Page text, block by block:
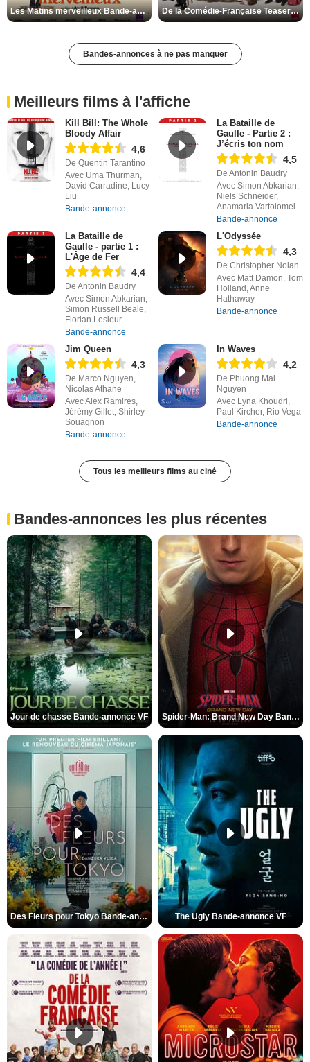
Les Matins merveilleux Bande-annonce VF De la Comédie-Française Teaser VF
Bandes-annonces à ne pas manquer
Meilleurs films à l'affiche
Kill Bill: The Whole
Bloody Affair
4,6
De Quentin Tarantino
Avec Uma Thurman,
David Carradine, Lucy
Liu
Bande-annonce
La Bataille de
Gaulle - Partie 2 :
J’écris ton nom
4,5
De Antonin Baudry
Avec Simon Abkarian,
Niels Schneider,
Anamaria Vartolomei
Bande-annonce
La Bataille de
Gaulle - partie 1 :
L'Âge de Fer
4,4
De Antonin Baudry
Avec Simon Abkarian,
Simon Russell Beale,
Florian Lesieur
Bande-annonce
L'Odyssée
4,3
De Christopher Nolan
Avec Matt Damon, Tom
Holland, Anne
Hathaway
Bande-annonce
Jim Queen
4,3
De Marco Nguyen,
Nicolas Athane
Avec Alex Ramires,
Jérémy Gillet, Shirley
Souagnon
Bande-annonce
In Waves
4,2
De Phuong Mai
Nguyen
Avec Lyna Khoudri,
Paul Kircher, Rio Vega
Bande-annonce
Tous les meilleurs films au ciné
Bandes-annonces les plus récentes
Jour de chasse Bande-annonce VF Spider-Man: Brand New Day Bande-annonce (3) VO STFR
Des Fleurs pour Tokyo Bande-annonce VO STFR The Ugly Bande-annonce VF